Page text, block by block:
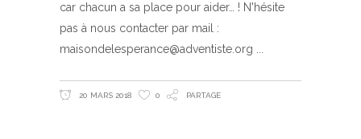
car chacun a sa place pour aider… ! N'hésite
pas à nous contacter par mail :
maisondelesperance@adventiste.org
20 MARS 2018 0 PARTAGE